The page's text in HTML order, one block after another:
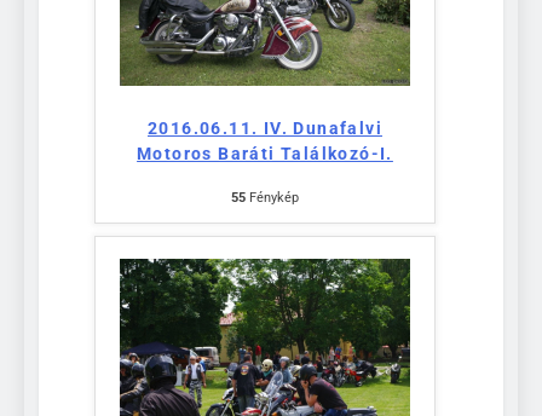
2016.06.11. IV. Dunafalvi
Motoros Baráti Találkozó-I.
55 Fénykép